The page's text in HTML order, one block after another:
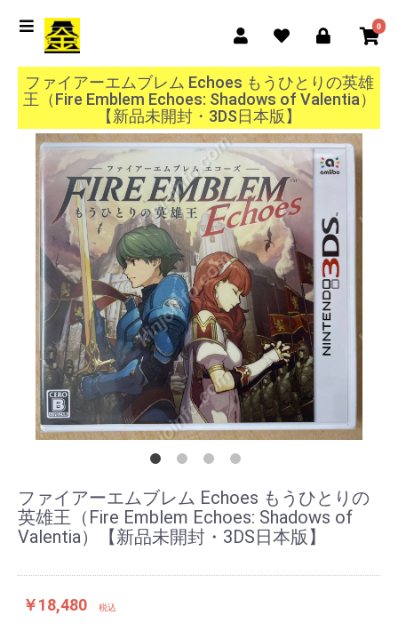
0
ファイアーエムブレム Echoes もうひとりの英雄
王（Fire Emblem Echoes: Shadows of Valentia）
【新品未開封・3DS日本版】
ファイアーエムブレム Echoes もうひとりの
英雄王（Fire Emblem Echoes: Shadows of
Valentia）【新品未開封・3DS日本版】
￥18,480 税込